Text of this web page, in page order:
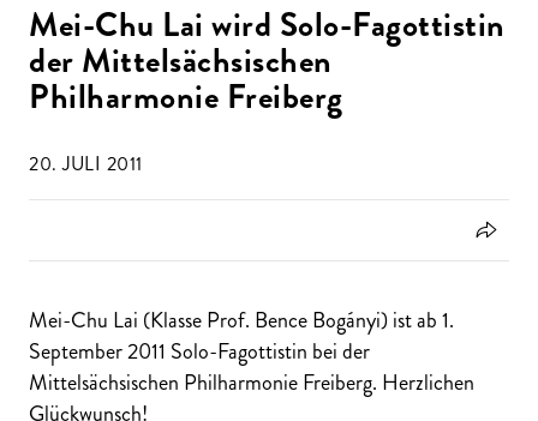
Mei-Chu Lai wird Solo-Fagottistin
der Mittelsächsischen
Philharmonie Freiberg
20. JULI 2011
Mei-Chu Lai (Klasse Prof. Bence Bogányi) ist ab 1.
September 2011 Solo-Fagottistin bei der
Mittelsächsischen Philharmonie Freiberg. Herzlichen
Glückwunsch!